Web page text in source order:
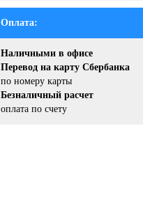
Оплата:
Наличными в офисе
Перевод на карту Сбербанка
по номеру карты
Безналичный расчет
оплата по счету